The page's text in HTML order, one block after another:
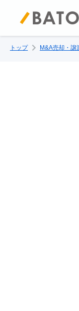
トップ M&A売却・譲